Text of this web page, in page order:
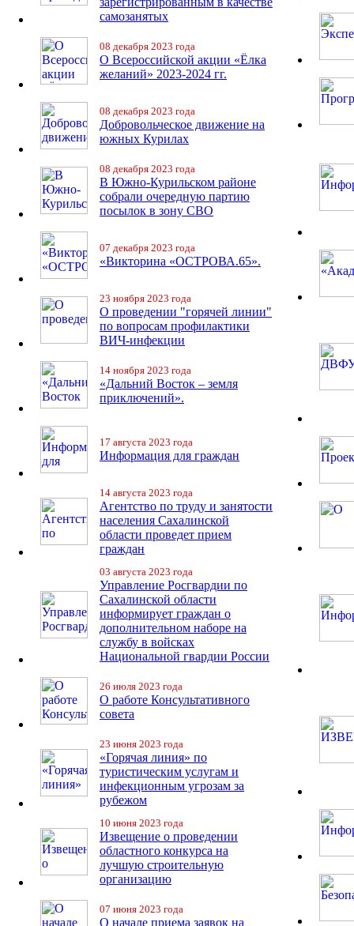
самозанятых
08 декабря 2023 года
О Всероссийской акции «Ёлка
желаний» 2023-2024 гг.
08 декабря 2023 года
Добровольческое движение на
южных Курилах
08 декабря 2023 года
В Южно-Курильском районе
собрали очередную партию
посылок в зону СВО
07 декабря 2023 года
«Викторина «ОСТРОВА.65».
23 ноября 2023 года
О проведении "горячей линии"
по вопросам профилактики
ВИЧ-инфекции
14 ноября 2023 года
«Дальний Восток – земля
приключений».
17 августа 2023 года
Информация для граждан
14 августа 2023 года
Агентство по труду и занятости
населения Сахалинской
области проведет прием
граждан
03 августа 2023 года
Управление Росгвардии по
Сахалинской области
информирует граждан о
дополнительном наборе на
службу в войсках
Национальной гвардии России
26 июля 2023 года
О работе Консультативного
совета
23 июня 2023 года
«Горячая линия» по
туристическим услугам и
инфекционным угрозам за
рубежом
10 июня 2023 года
Извещение о проведении
областного конкурса на
лучшую строительную
организацию
07 июня 2023 года
О начале приема заявок на